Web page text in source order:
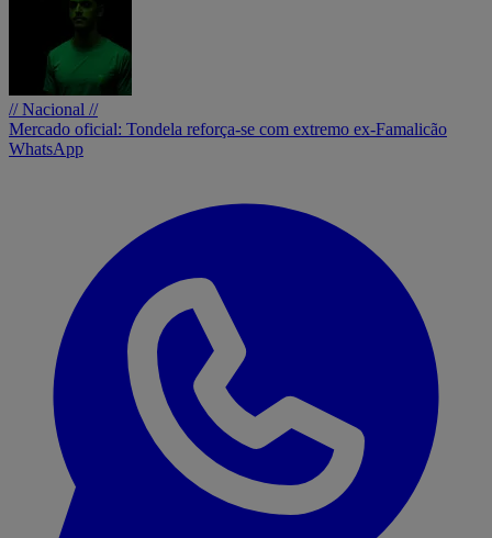
// Nacional //
Mercado oficial: Tondela reforça-se com extremo ex-Famalicão
WhatsApp